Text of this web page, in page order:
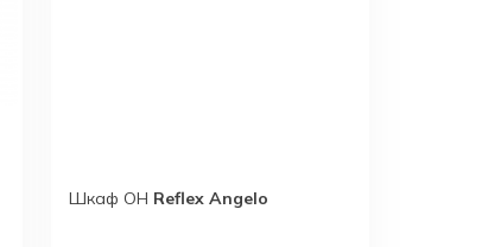
Шкаф OH Reflex Angelo